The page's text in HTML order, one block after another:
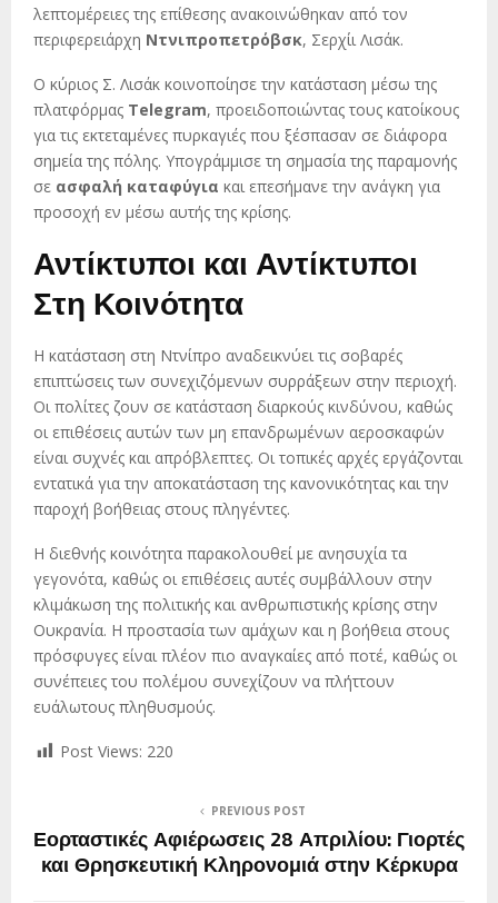
λεπτομέρειες της επίθεσης ανακοινώθηκαν από τον
περιφερειάρχη Ντνιπροπετρόβσκ, Σερχίι Λισάκ.
Ο κύριος Σ. Λισάκ κοινοποίησε την κατάσταση μέσω της
πλατφόρμας Telegram, προειδοποιώντας τους κατοίκους
για τις εκτεταμένες πυρκαγιές που ξέσπασαν σε διάφορα
σημεία της πόλης. Υπογράμμισε τη σημασία της παραμονής
σε ασφαλή καταφύγια και επεσήμανε την ανάγκη για
προσοχή εν μέσω αυτής της κρίσης.
Αντίκτυποι και Αντίκτυποι
Στη Κοινότητα
Η κατάσταση στη Ντνίπρο αναδεικνύει τις σοβαρές
επιπτώσεις των συνεχιζόμενων συρράξεων στην περιοχή.
Οι πολίτες ζουν σε κατάσταση διαρκούς κινδύνου, καθώς
οι επιθέσεις αυτών των μη επανδρωμένων αεροσκαφών
είναι συχνές και απρόβλεπτες. Οι τοπικές αρχές εργάζονται
εντατικά για την αποκατάσταση της κανονικότητας και την
παροχή βοήθειας στους πληγέντες.
Η διεθνής κοινότητα παρακολουθεί με ανησυχία τα
γεγονότα, καθώς οι επιθέσεις αυτές συμβάλλουν στην
κλιμάκωση της πολιτικής και ανθρωπιστικής κρίσης στην
Ουκρανία. Η προστασία των αμάχων και η βοήθεια στους
πρόσφυγες είναι πλέον πιο αναγκαίες από ποτέ, καθώς οι
συνέπειες του πολέμου συνεχίζουν να πλήττουν
ευάλωτους πληθυσμούς.
Post Views: 220
PREVIOUS POST
Εορταστικές Αφιέρωσεις 28 Απριλίου: Γιορτές
και Θρησκευτική Κληρονομιά στην Κέρκυρα